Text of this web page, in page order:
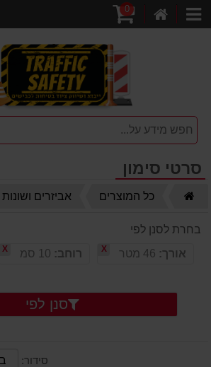
קטגוריות
קניות
0
סרטי סימון
כל המוצרים אביזרים ושונות
בחרת לסנן לפי
אורך:
X רוחב: X
סנן לפי
סידור: